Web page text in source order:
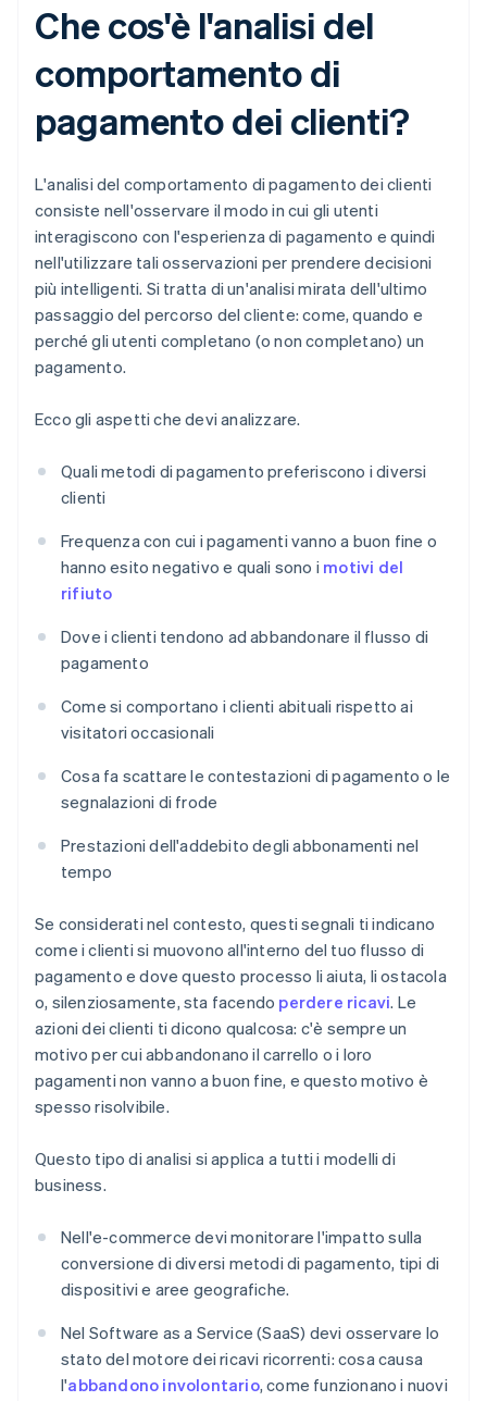
Che cos'è l'analisi del
comportamento di
pagamento dei clienti?
L'analisi del comportamento di pagamento dei clienti
consiste nell'osservare il modo in cui gli utenti
interagiscono con l'esperienza di pagamento e quindi
nell'utilizzare tali osservazioni per prendere decisioni
più intelligenti. Si tratta di un'analisi mirata dell'ultimo
passaggio del percorso del cliente: come, quando e
perché gli utenti completano (o non completano) un
pagamento.
Ecco gli aspetti che devi analizzare.
Quali metodi di pagamento preferiscono i diversi
clienti
Frequenza con cui i pagamenti vanno a buon fine o
hanno esito negativo e quali sono i motivi del
rifiuto
Dove i clienti tendono ad abbandonare il flusso di
pagamento
Come si comportano i clienti abituali rispetto ai
visitatori occasionali
Cosa fa scattare le contestazioni di pagamento o le
segnalazioni di frode
Prestazioni dell'addebito degli abbonamenti nel
tempo
Se considerati nel contesto, questi segnali ti indicano
come i clienti si muovono all'interno del tuo flusso di
pagamento e dove questo processo li aiuta, li ostacola
o, silenziosamente, sta facendo perdere ricavi. Le
azioni dei clienti ti dicono qualcosa: c'è sempre un
motivo per cui abbandonano il carrello o i loro
pagamenti non vanno a buon fine, e questo motivo è
spesso risolvibile.
Questo tipo di analisi si applica a tutti i modelli di
business.
Nell'e-commerce devi monitorare l'impatto sulla
conversione di diversi metodi di pagamento, tipi di
dispositivi e aree geografiche.
Nel Software as a Service (SaaS) devi osservare lo
stato del motore dei ricavi ricorrenti: cosa causa
l'abbandono involontario, come funzionano i nuovi